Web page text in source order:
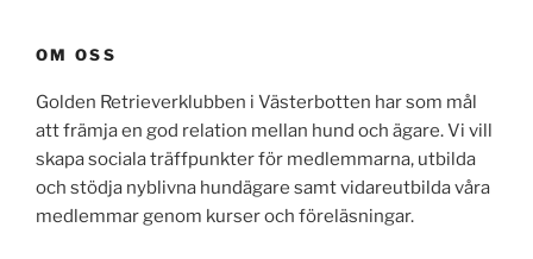
OM OSS
Golden Retrieverklubben i Västerbotten har som mål
att främja en god relation mellan hund och ägare. Vi vill
skapa sociala träffpunkter för medlemmarna, utbilda
och stödja nyblivna hundägare samt vidareutbilda våra
medlemmar genom kurser och föreläsningar.